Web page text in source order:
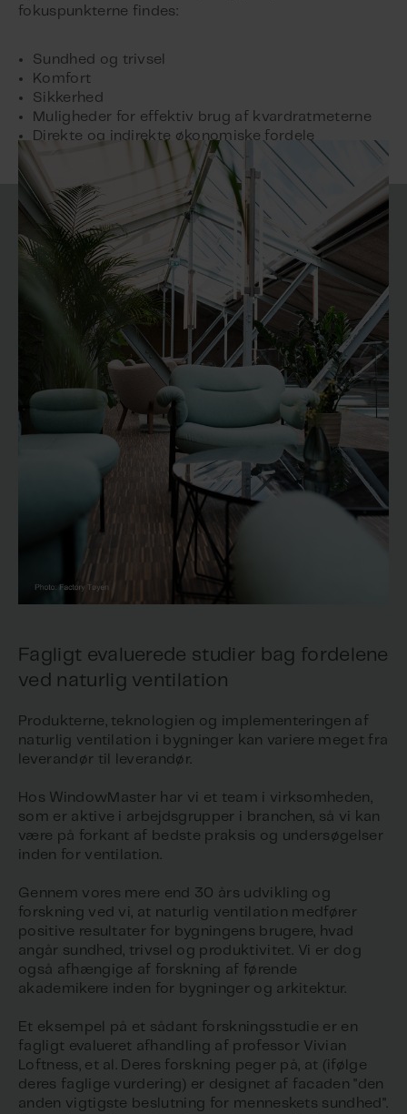
fokuspunkterne findes:
Sundhed og trivsel
Komfort
Sikkerhed
Muligheder for effektiv brug af kvardratmeterne
Direkte og indirekte økonomiske fordele
Fagligt evaluerede studier bag fordelene
ved naturlig ventilation
Produkterne, teknologien og implementeringen af
naturlig ventilation i bygninger kan variere meget fra
leverandør til leverandør.
Hos WindowMaster har vi et team i virksomheden,
som er aktive i arbejdsgrupper i branchen, så vi kan
være på forkant af bedste praksis og undersøgelser
inden for ventilation.
Gennem vores mere end 30 års udvikling og
forskning ved vi, at naturlig ventilation medfører
positive resultater for bygningens brugere, hvad
angår sundhed, trivsel og produktivitet. Vi er dog
også afhængige af forskning af førende
akademikere inden for bygninger og arkitektur.
Et eksempel på et sådant forskningsstudie er en
fagligt evalueret afhandling af professor Vivian
Loftness, et al. Deres forskning peger på, at (ifølge
deres faglige vurdering) er designet af facaden "den
anden vigtigste beslutning for menneskets sundhed".